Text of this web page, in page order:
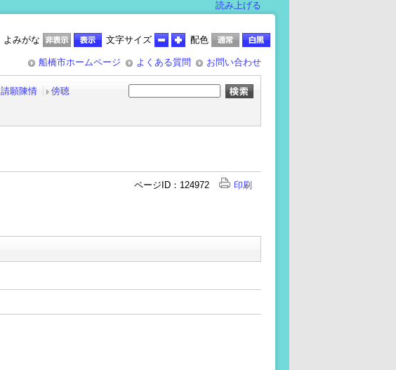
読み上げる
よみがな 文字サイズ 配色
船橋市ホームページ よくある質問 お問い合わせ
請願陳情
傍聴
ページID：124972 印刷